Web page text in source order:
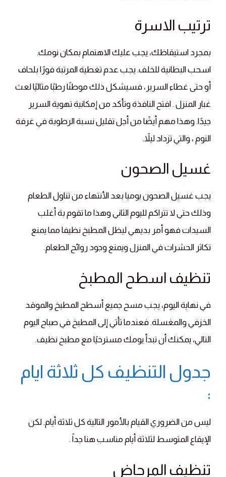
ترتيب الاسرة
بمجرد استيقاظك، يجب عليك الاهتمام بمكان نومك.
اسحب البطانية للخلف. يجب عدم تغطية المرتبة فورًا بلحاف
أو حتى غطاء السرير، فسيشكل ذلك موطنًا رطبًا مثاليًا لعث
غبار المنزل . افتح النافذة وتأكد من إمكانية تهوية السرير
جيدًا. وهذا مهم أيضًا من أجل تقليل نسبة الرطوبة في غرفة
النوم ، والتي تزداد ليلاً.
غسيل الصحون
يجب غسيل الصحون يوميا بعد الأنتهاء من تناول الطعام
وذلك حتي لا تتراكم لليوم الثاني وهذا ما تقوم بة أغلب
السيدات فهو أمر بديهي ليظل المطبخ نظيفا مما يمنع
تكاثر الحشرات في المنزل ويمنع وجود روائح الطعام.
تنظيف اسطح المطبخ
في نهاية اليوم، يجب مسح جميع أسطح المطبخ والموقد
الخزفي والمغسلة. فعندما تأتي إلى المطبخ في صباح اليوم
التالي، يمكنك أن تبدأ يومك مسترخيًا مع مطبخ نظيف.
جدول التنظيف كل ثلاثة ايام
:
ليس من الضروري القيام بالأمور التالية كل ثلاثة أيام. لكن
الإيقاع المتوسط ​​لثلاثة أيام مناسب هنا جداً .
تنظيف المرحاض